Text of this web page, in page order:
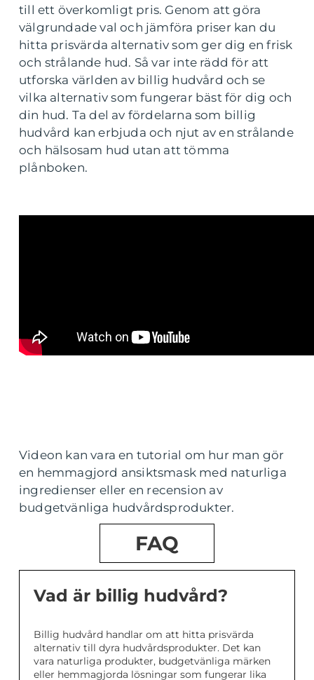
till ett överkomligt pris. Genom att göra
välgrundade val och jämföra priser kan du
hitta prisvärda alternativ som ger dig en frisk
och strålande hud. Så var inte rädd för att
utforska världen av billig hudvård och se
vilka alternativ som fungerar bäst för dig och
din hud. Ta del av fördelarna som billig
hudvård kan erbjuda och njut av en strålande
och hälsosam hud utan att tömma
plånboken.
Videon kan vara en tutorial om hur man gör
en hemmagjord ansiktsmask med naturliga
ingredienser eller en recension av
budgetvänliga hudvårdsprodukter.
FAQ
Vad är billig hudvård?
Billig hudvård handlar om att hitta prisvärda
alternativ till dyra hudvårdsprodukter. Det kan
vara naturliga produkter, budgetvänliga märken
eller hemmagjorda lösningar som fungerar lika